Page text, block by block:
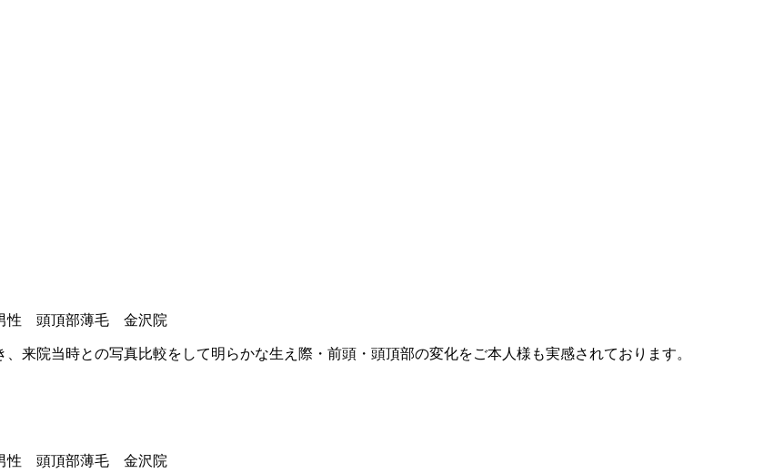
来院当時との写真比較をして明らかな生え際・前頭・頭頂部の変化をご本人様も実感されております。